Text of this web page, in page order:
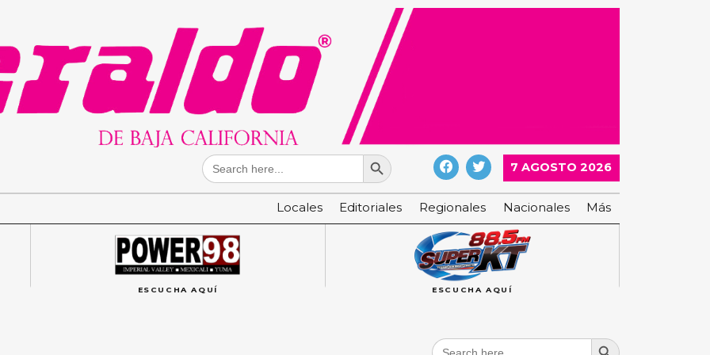
Search
for:
Search Button
7 AGOSTO 2026
Locales Editoriales Regionales Nacionales Más
ESCUCHA AQUÍ ESCUCHA AQUÍ
Search
Search Button